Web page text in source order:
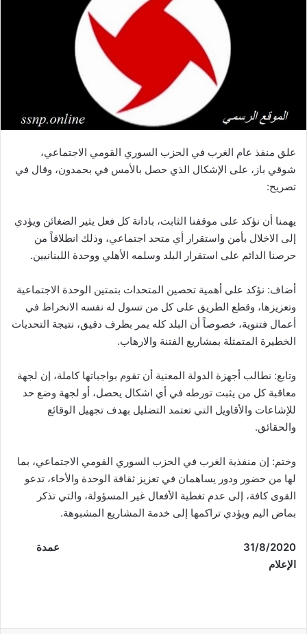
علق منفذ عام الغرب في الحزب السوري القومي الاجتماعي،
شوقي باز، على الإشكال الذي حصل بالأمس في بحمدون، وقال في
تصريح:
يهمنا أن نؤكد على موقفنا الثابت، بادانة كل فعل يثير الضغائن ويؤدي
إلى الاخلال بأمن واستقرار أي متحد اجتماعي، وذلك انطلاقاً من
حرصنا الدائم على استقرار البلد وسلمه الأهلي ووحدة اللبنانيين.
أضاف: نؤكد على أهمية تحصين المتحدات بتمتين الوحدة الاجتماعية
وتعزيزها، وقطع الطريق على كل من تسول له نفسه الانخراط في
أعمال فتنوية، خصوصاً أن البلد كله يمر بظرف دقيق، نتيجة التحديات
الخطيرة المتمثلة بمشاريع الفتنة والارهاب.
وتابع: نطالب أجهزة الدولة المعنية أن تقوم بواجباتها كاملة، إن لجهة
معاقبة كل من يثبت تورطه في أي اشكال يحصل، أو لجهة وضع حد
للإشاعات والأقاويل التي تعتمد التضليل بهدف تجهيل الوقائع
والحقائق.
وختم: إن منفذية الغرب في الحزب السوري القومي الاجتماعي، بما
لها من حضور ودور يساهمان في تعزيز ثقافة الوحدة والأخاء، تدعو
القوى كافة، إلى عدم تغطية الأفعال غير المسؤولة، والتي تذكر
بماض اليم ويؤدي تراكمها إلى خدمة المشاريع المشبوهة.
31/8/2020
عمدة
الإعلام